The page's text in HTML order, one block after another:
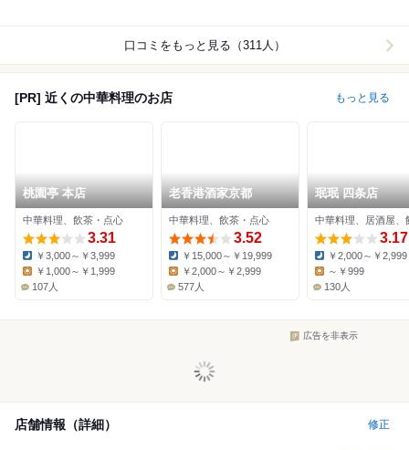
口コミをもっと見る（311人）
[PR] 近くの中華料理のお店 もっと見る
桃園亭 本店
中華料理、飲茶・点心
3.31
Dinner:
￥3,000～￥3,999
￥1,000～￥1,999
107人
老香港酒家京都
中華料理、飲茶・点心
3.52
Dinner:
￥15,000～￥19,999
￥2,000～￥2,999
577人
珉珉 四条店
中華料理、居酒屋、
3.17
Dinner:
￥2,000～￥2,999
～￥999
130人
広告を非表示
店舗情報（詳細） 修正